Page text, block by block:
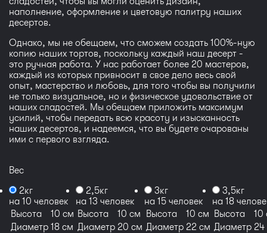
наполнение, оформление и цветовую палитру наших
десертов.
Однако, мы не обещаем, что сможем создать 100%-ную
копию наших тортов, поскольку каждый наш десерт -
это ручная работа. У нас работает более 20 мастеров,
каждый из которых привносит в свое дело весь свой
опыт, мастерство и любовь, для того чтобы вы получили
не только визуальное, но и физическое удовольствие от
наших сладостей. Мы обещаем приложить максимум
усилий, чтобы передать всю красоту и изысканность
наших десертов, и надеемся, что вы будете очарованы
ими с первого взгляда.
Вес
2кг
на 10 человек
Высота
10 см
Диаметр 18 см
2,5кг
на 13 человек
Высота
10 см
Диаметр 20 см
3кг
на 15 человек
Высота
10 см
Диаметр 22 см
3,5кг
на 18
Высота
10
Диаметр 24